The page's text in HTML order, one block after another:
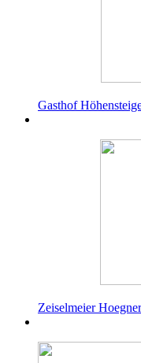
Gasthof
Zeiselmeier Hoegner